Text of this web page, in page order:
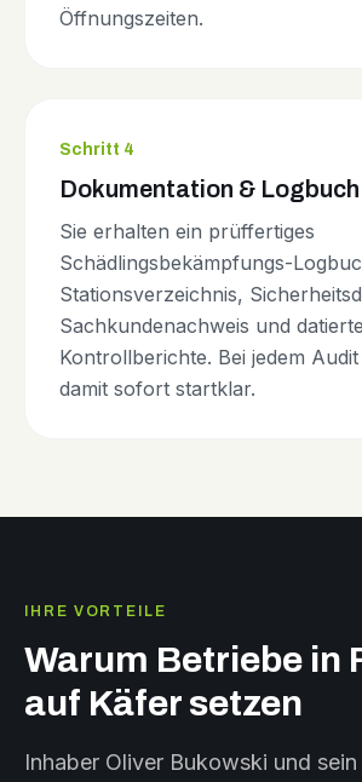
Öffnungszeiten.
Schritt 4
Dokumentation & Logbuch
Sie erhalten ein prüffertiges
Schädlingsbekämpfungs-
Stationsverzeichnis,
Sachkundenachweis und datierte
Kontrollberichte. Bei jedem Audit
damit sofort startklar.
IHRE VORTEILE
Warum Betriebe in
auf Käfer setzen
Inhaber Oliver Bukowski und